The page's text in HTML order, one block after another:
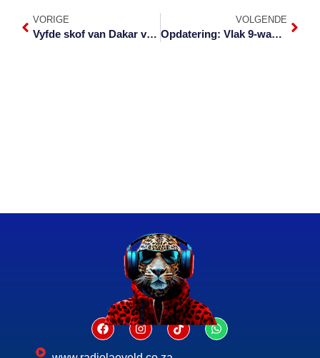
VORIGE
Vyfde skof van Dakar vandag
VOLGENDE
Opdatering: Vlak 9-waarskuwing vir ontwrigtende reën in die Laeveld